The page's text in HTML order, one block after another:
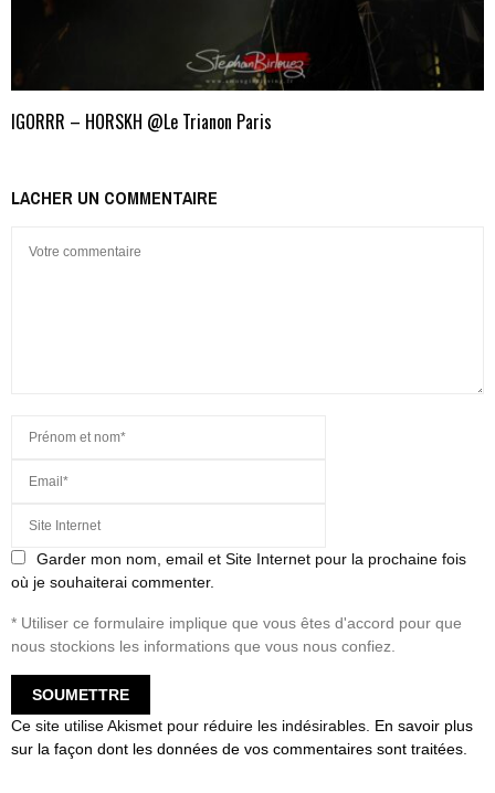
IGORRR – HORSKH @Le Trianon Paris
LACHER UN COMMENTAIRE
Garder mon nom, email et Site Internet pour la prochaine fois
où je souhaiterai commenter.
* Utiliser ce formulaire implique que vous êtes d'accord pour que
nous stockions les informations que vous nous confiez.
Ce site utilise Akismet pour réduire les indésirables. En savoir plus
sur la façon dont les données de vos commentaires sont traitées